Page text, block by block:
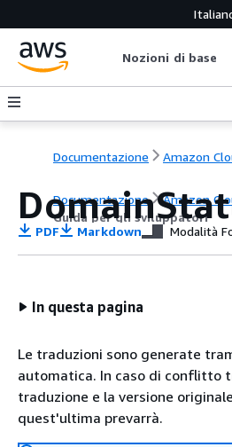
Nozioni di base
Documentazione Amazon
Documentazione
Amazon
Guida per gli sviluppatori
PDF Markdown Modalità
In questa pagina
Le traduzioni sono generate
automatica. In caso di conflitto
traduzione e la versione
quest'ultima prevarrà.